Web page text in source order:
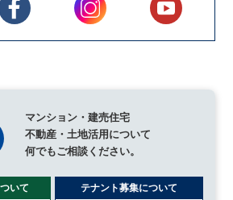
マンション・建売住宅
不動産・土地活用について
何でもご相談ください。
いて テナント募集について